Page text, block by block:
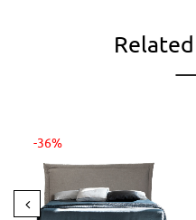
-36%